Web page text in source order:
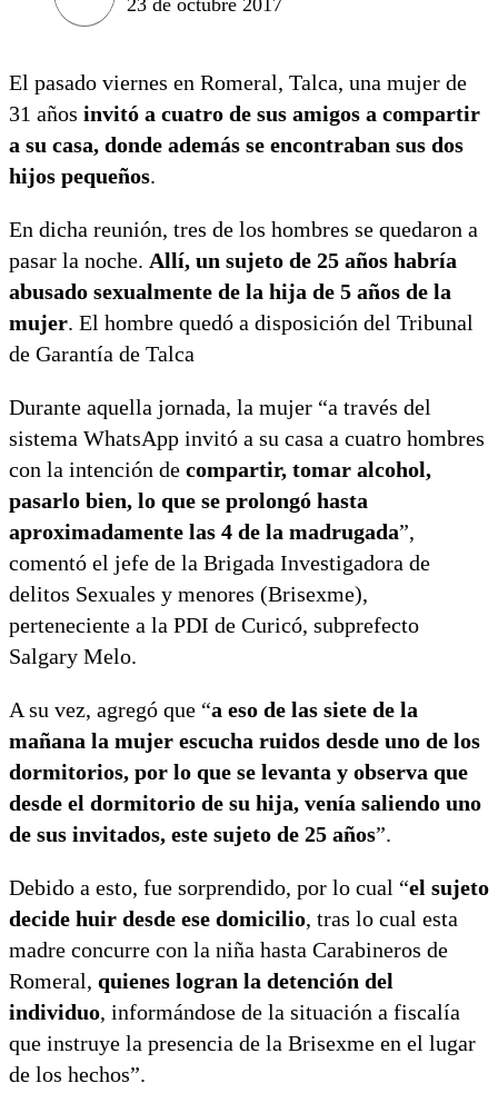
El pasado viernes en Romeral, Talca, una mujer de
31 años invitó a cuatro de sus amigos a compartir
a su casa, donde además se encontraban sus dos
hijos pequeños.
En dicha reunión, tres de los hombres se quedaron a
pasar la noche. Allí, un sujeto de 25 años habría
abusado sexualmente de la hija de 5 años de la
mujer. El hombre quedó a disposición del Tribunal
de Garantía de Talca
Durante aquella jornada, la mujer “a través del
sistema WhatsApp invitó a su casa a cuatro hombres
con la intención de compartir, tomar alcohol,
pasarlo bien, lo que se prolongó hasta
aproximadamente las 4 de la madrugada”,
comentó el jefe de la Brigada Investigadora de
delitos Sexuales y menores (Brisexme),
perteneciente a la PDI de Curicó, subprefecto
Salgary Melo.
A su vez, agregó que “a eso de las siete de la
mañana la mujer escucha ruidos desde uno de los
dormitorios, por lo que se levanta y observa que
desde el dormitorio de su hija, venía saliendo uno
de sus invitados, este sujeto de 25 años”.
Debido a esto, fue sorprendido, por lo cual “el sujeto
decide huir desde ese domicilio, tras lo cual esta
madre concurre con la niña hasta Carabineros de
Romeral, quienes logran la detención del
individuo, informándose de la situación a fiscalía
que instruye la presencia de la Brisexme en el lugar
de los hechos”.